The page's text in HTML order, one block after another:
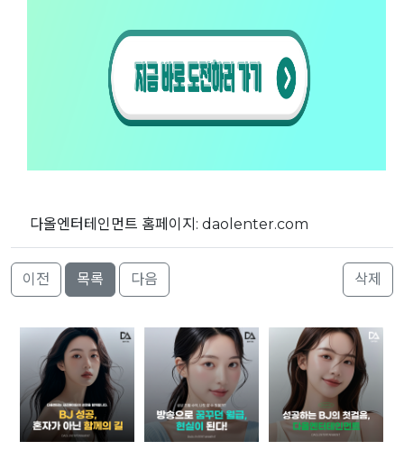
다올엔터테인먼트 홈페이지: daolenter.com
이전 목록 다음 삭제